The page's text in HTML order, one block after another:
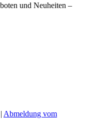
und Neuheiten –
| Abmeldung vom